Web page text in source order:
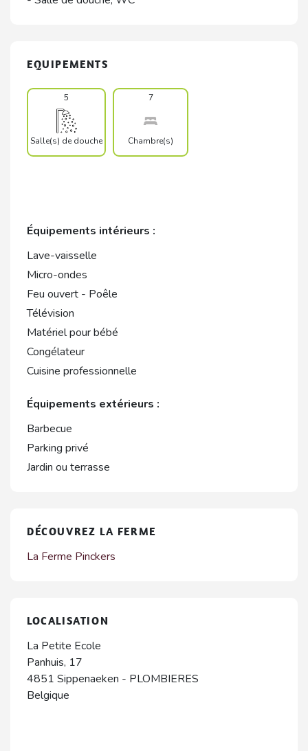
EQUIPEMENTS
5
Salle(s) de douche
7
Chambre(s)
Équipements intérieurs :
Lave-vaisselle
Micro-ondes
Feu ouvert - Poêle
Télévision
Matériel pour bébé
Congélateur
Cuisine professionnelle
Équipements extérieurs :
Barbecue
Parking privé
Jardin ou terrasse
DÉCOUVREZ LA FERME
La Ferme Pinckers
LOCALISATION
La Petite Ecole
Panhuis, 17
4851 Sippenaeken - PLOMBIERES
Belgique